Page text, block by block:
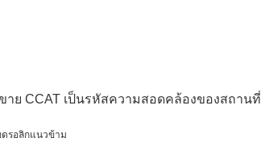
าย CCAT เป็นรหัสความสอดคล้องของสถานที่
ดรอลิกแนวข้าม